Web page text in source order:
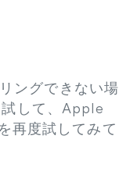
ングできない場
して、Apple
再度試してみて